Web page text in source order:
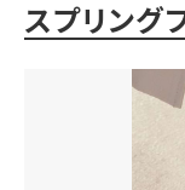
スプリング